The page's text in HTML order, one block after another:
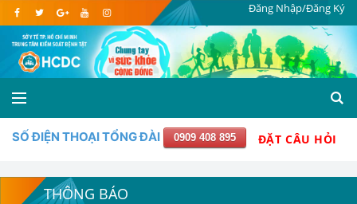
Đăng Nhập/Đăng Ký
SỐ ĐIỆN THOẠI TỔNG ĐÀI 0909 408 895 ĐẶT CÂU HỎI
THÔNG BÁO